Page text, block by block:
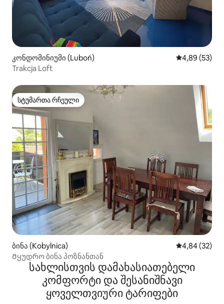
კონდომინიუმი (Luboń) საშუალო
4,89 (53)
Trakcja Loft
სტუმართა რჩეული
სტუმართა რჩეული
ბინა (Kobylnica) საშუალო
4,84 (32)
Მყუდრო ბინა პოზნანთან
სახლისთვის დამახასიათებელი
კომფორტი და შესანიშნავი
ყოველთვიური ტარიფები